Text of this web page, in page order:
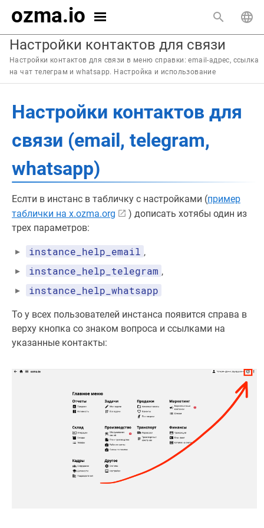
ozma.io
Настройки контактов для связи
Настройки контактов для связи в меню справки: email-адрес, ссылка
на чат телеграм и whatsapp. Настройка и использование
Настройки контактов для
связи (email, telegram,
whatsapp)
Еслти в инстанс в табличку с настройками (пример
таблички на x.ozma.org
) дописать хотябы один из
трех параметров:
instance_help_email ,
instance_help_telegram ,
instance_help_whatsapp
То у всех пользователей инстанса появится справа в
верху кнопка со знаком вопроса и ссылками на
указанные контакты: